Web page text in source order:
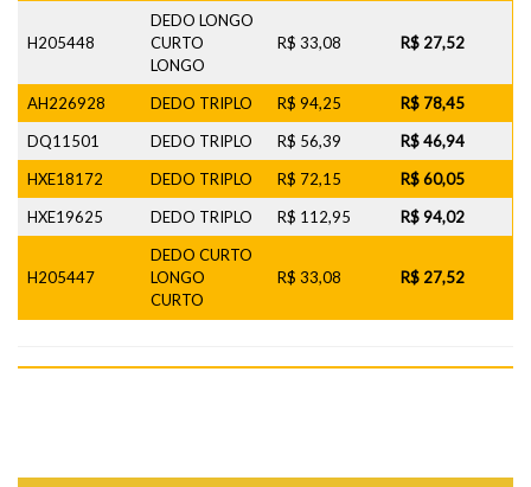
H205448
DEDO LONGO
CURTO
LONGO
R$ 33,08 R$ 27,52
AH226928 DEDO TRIPLO R$ 94,25
R$ 78,45
DQ11501
DEDO TRIPLO R$ 56,39
R$ 46,94
HXE18172
DEDO TRIPLO R$ 72,15
R$ 60,05
HXE19625
DEDO TRIPLO R$ 112,95 R$ 94,02
H205447
DEDO CURTO
LONGO
CURTO
R$ 33,08 R$ 27,52